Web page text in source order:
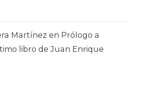
Martínez en Prólogo a
libro de Juan Enrique